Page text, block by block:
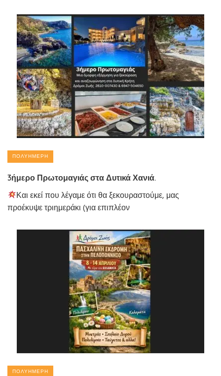
ΠΟΛΥΉΜΕΡΗ
3ήμερο Πρωτομαγιάς στα Δυτικά Χανιά.
Και εκεί που λέγαμε ότι θα ξεκουραστούμε, μας
προέκυψε τριημεράκι (για επιπλέον
ΠΟΛΥΉΜΕΡΗ